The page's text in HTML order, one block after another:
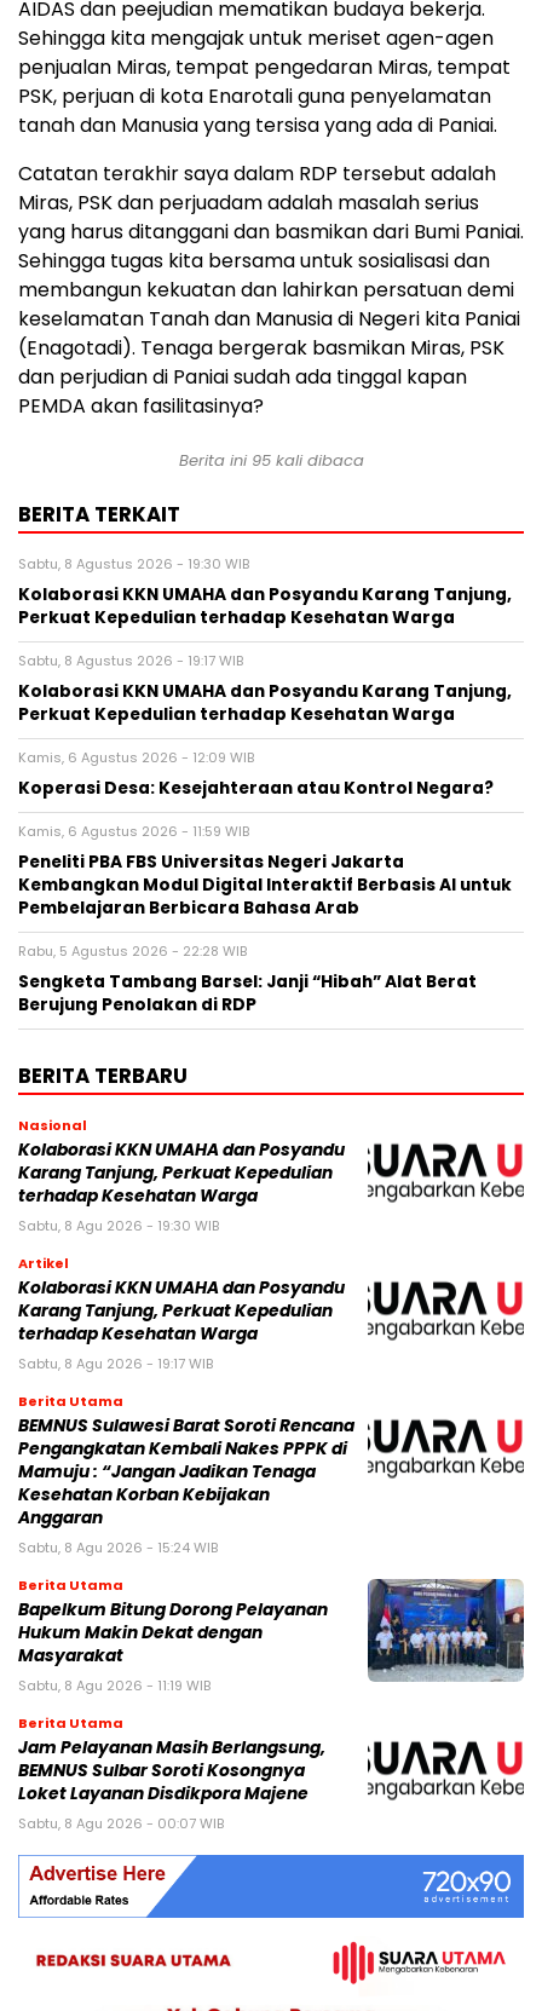
AIDAS dan peejudian mematikan budaya bekerja.
Sehingga kita mengajak untuk meriset agen-agen
penjualan Miras, tempat pengedaran Miras, tempat
PSK, perjuan di kota Enarotali guna penyelamatan
tanah dan Manusia yang tersisa yang ada di Paniai.
Catatan terakhir saya dalam RDP tersebut adalah
Miras, PSK dan perjuadam adalah masalah serius
yang harus ditanggani dan basmikan dari Bumi Paniai.
Sehingga tugas kita bersama untuk sosialisasi dan
membangun kekuatan dan lahirkan persatuan demi
keselamatan Tanah dan Manusia di Negeri kita Paniai
(Enagotadi). Tenaga bergerak basmikan Miras, PSK
dan perjudian di Paniai sudah ada tinggal kapan
PEMDA akan fasilitasinya?
Berita ini 95kali dibaca
BERITA TERKAIT
Sabtu, 8 Agustus 2026 - 19:30 WIB
Kolaborasi KKN UMAHA dan Posyandu Karang Tanjung,
Perkuat Kepedulian terhadap Kesehatan Warga
Sabtu, 8 Agustus 2026 - 19:17 WIB
Kolaborasi KKN UMAHA dan Posyandu Karang Tanjung,
Perkuat Kepedulian terhadap Kesehatan Warga
Kamis, 6 Agustus 2026 - 12:09 WIB
Koperasi Desa: Kesejahteraan atau Kontrol Negara?
Kamis, 6 Agustus 2026 - 11:59 WIB
Peneliti PBA FBS Universitas Negeri Jakarta
Kembangkan Modul Digital Interaktif Berbasis AI untuk
Pembelajaran Berbicara Bahasa Arab
Rabu, 5 Agustus 2026 - 22:28 WIB
Sengketa Tambang Barsel: Janji “Hibah” Alat Berat
Berujung Penolakan di RDP
BERITA TERBARU
Nasional
Kolaborasi KKN UMAHA dan Posyandu
Karang Tanjung, Perkuat Kepedulian
terhadap Kesehatan Warga
Sabtu, 8 Agu 2026 - 19:30 WIB
Artikel
Kolaborasi KKN UMAHA dan Posyandu
Karang Tanjung, Perkuat Kepedulian
terhadap Kesehatan Warga
Sabtu, 8 Agu 2026 - 19:17 WIB
Berita Utama
BEMNUS Sulawesi Barat Soroti Rencana
Pengangkatan Kembali Nakes PPPK di
Mamuju : “Jangan Jadikan Tenaga
Kesehatan Korban Kebijakan
Anggaran
Sabtu, 8 Agu 2026 - 15:24 WIB
Berita Utama
Bapelkum Bitung Dorong Pelayanan
Hukum Makin Dekat dengan
Masyarakat
Sabtu, 8 Agu 2026 - 11:19 WIB
Berita Utama
Jam Pelayanan Masih Berlangsung,
BEMNUS Sulbar Soroti Kosongnya
Loket Layanan Disdikpora Majene
Sabtu, 8 Agu 2026 - 00:07 WIB